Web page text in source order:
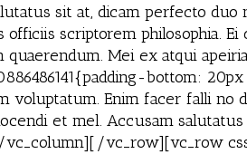
sit at, dicam perfecto
scriptorem philosophia.
Mei ex atqui
bottom:
voluptatum. Enim facer falli no
et mel. Accusam
vc_row][vc_row